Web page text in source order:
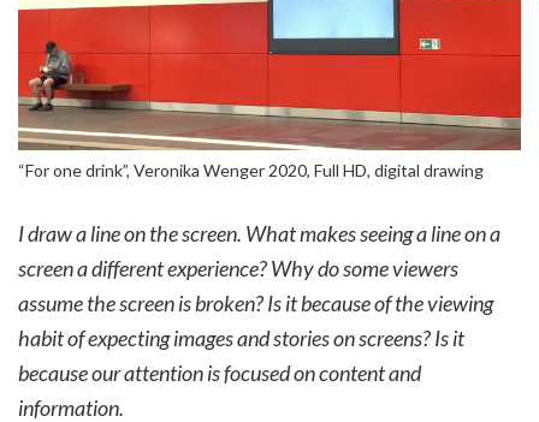
“For one drink”, Veronika Wenger 2020, Full HD, digital drawing
I draw a line on the screen. What makes seeing a line on a
screen a different experience? Why do some viewers
assume the screen is broken? Is it because of the viewing
habit of expecting images and stories on screens? Is it
because our attention is focused on content and
information.